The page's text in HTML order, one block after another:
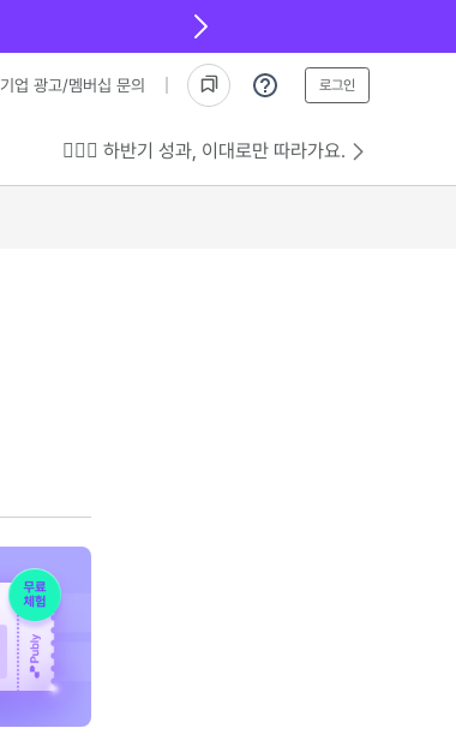
기업 광고/멤버십 문의 로그인
💁🏻‍♂️ 하반기 성과, 이대로만 따라가요.